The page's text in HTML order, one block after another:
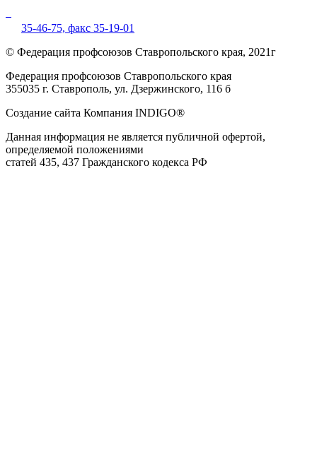
35-46-75, факс 35-19-01
© Федерация профсоюзов Ставропольского края, 2021г
Федерация профсоюзов Ставропольского края
355035 г. Ставрополь, ул. Дзержинского, 116 б
Создание сайта Компания INDIGO®
Данная информация не является публичной офертой,
определяемой положениями
статей 435, 437 Гражданского кодекса РФ